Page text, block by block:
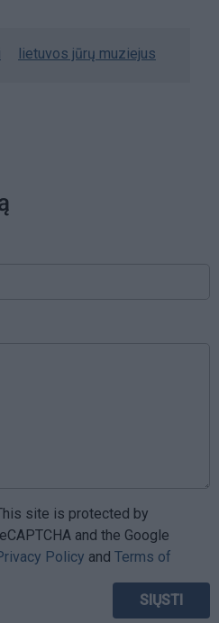
lietuvos jūrų muziejus
site is protected by
and the Google
Policy and Terms of